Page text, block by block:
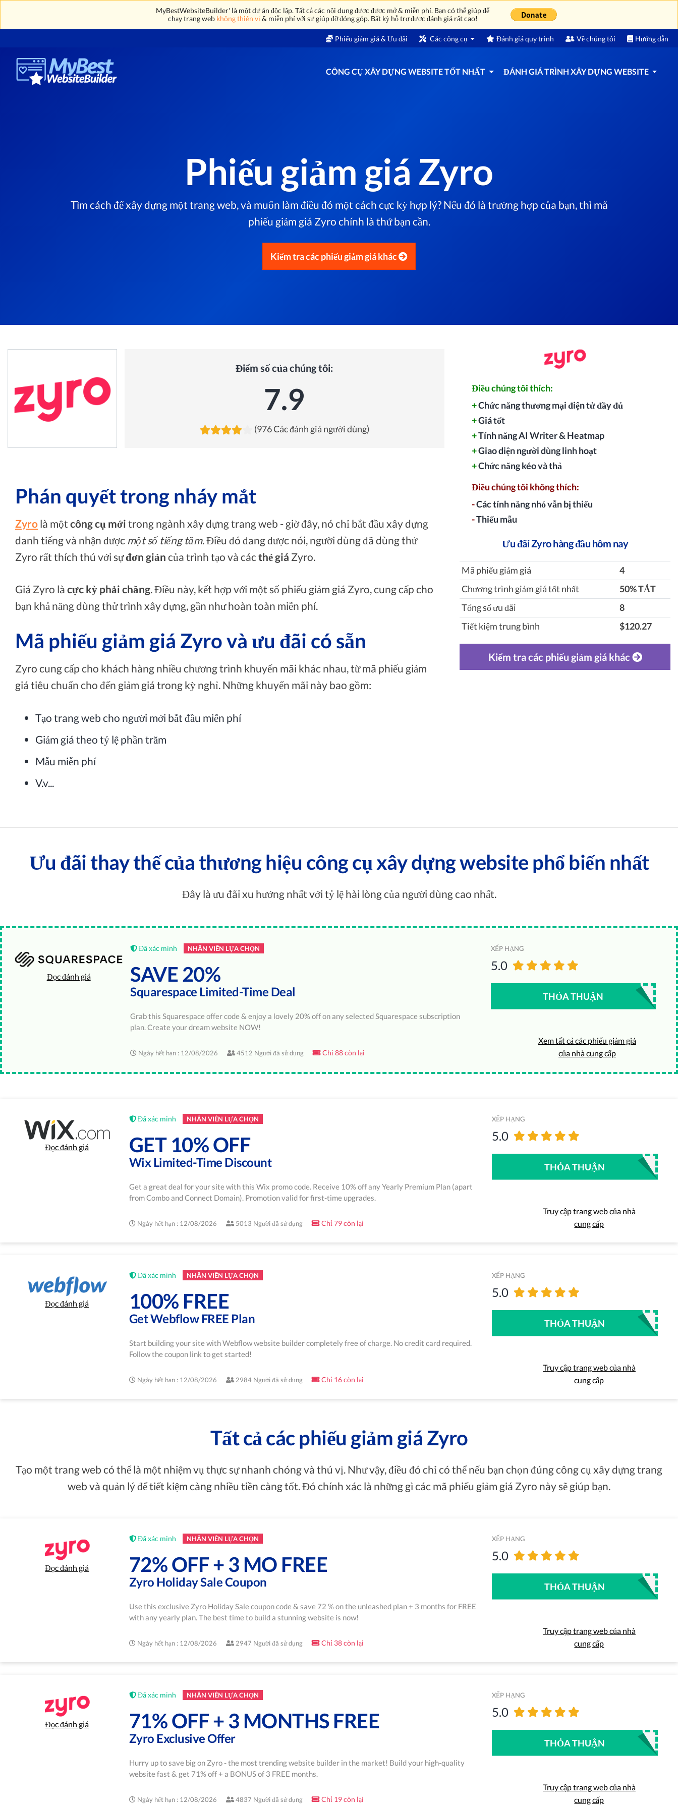
MyBestWebsiteBuilder' là một dự án độc lập. Tất cả các nội dung được được mở & miễn phí. Bạn có thể giúp để
chạy trang web không thiên vị & miễn phí với sự giúp đỡ đóng góp. Bất kỳ hỗ trợ được đánh giá rất cao!
Phiếu giảm giá & Ưu đãi Các công cụ Đánh giá quy trình Về chúng tôi Hướng dẫn
CÔNG CỤ XÂY DỰNG WEBSITE TỐT NHẤT ĐÁNH GIÁ TRÌNH XÂY DỰNG WEBSITE
Phiếu giảm giá Zyro
Tìm cách để xây dựng một trang web, và muốn làm điều đó một cách cực kỳ hợp lý? Nếu đó là trường hợp của bạn, thì mã
phiếu giảm giá Zyro chính là thứ bạn cần.
Kiểm tra các phiếu giảm giá khác
Điểm số của chúng tôi:
7.9
(976 Các đánh giá người dùng)
Phán quyết trong nháy mắt
Zyro là một công cụ mới trong ngành xây dựng trang web - giờ đây, nó chỉ bắt đầu xây dựng
danh tiếng và nhận được một số tiếng tăm. Điều đó đang được nói, người dùng đã dùng thử
Zyro rất thích thú với sựđơn giản của trình tạo và cácthẻ giá Zyro.
Giá Zyro là cực kỳ phải chăng. Điều này, kết hợp với một số phiếu giảm giá Zyro, cung cấp cho
bạn khả năng dùng thử trình xây dựng, gần như hoàn toàn miễn phí.
Mã phiếu giảm giá Zyro và ưu đãi có sẵn
Zyro cung cấp cho khách hàng nhiều chương trình khuyến mãi khác nhau, từ mã phiếu giảm
giá tiêu chuẩn cho đến giảm giá trong kỳ nghỉ. Những khuyến mãi này bao gồm:
Tạo trang web cho người mới bắt đầu miễn phí
Giảm giá theo tỷ lệ phần trăm
Mẫu miễn phí
V.v...
Điều chúng tôi thích:
+Chức năng thương mại điện tử đầy đủ
+Giá tốt
+Tính năng AI Writer & Heatmap
+Giao diện người dùng linh hoạt
+Chức năng kéo và thả
Điều chúng tôi không thích:
-Các tính năng nhỏ vẫn bị thiếu
-Thiếu mẫu
Ưu đãi Zyro hàng đầu hôm nay
Mã phiếu giảm giá
4
Chương trình giảm giá tốt nhất
‎50% TẮT
Tổng số ưu đãi
8
Tiết kiệm trung bình
$120.27
Kiểm tra các phiếu giảm giá khác
Ưu đãi thay thế của thương hiệu công cụ xây dựng website phổ biến nhất
Đây là ưu đãi xu hướng nhất với tỷ lệ hài lòng của người dùng cao nhất.
Đọc đánh giá
Đã xác minh NHÂN VIÊN LỰA CHỌN
SAVE 20%
Squarespace Limited-Time Deal
Grab this Squarespace offer code & enjoy a lovely 20% off on any selected Squarespace subscription
plan. Create your dream website NOW!
Ngày hết hạn : 12/08/2026 4512 Người đã sử dụng Chỉ 88 còn lại
XẾP HẠNG
5.0
THỎA THUẬN
Xem tất cả các phiếu giảm giá
của nhà cung cấp
Đọc đánh giá
Đã xác minh NHÂN VIÊN LỰA CHỌN
GET 10% OFF
Wix Limited-Time Discount
Get a great deal for your site with this Wix promo code. Receive 10% off any Yearly Premium Plan (apart
from Combo and Connect Domain). Promotion valid for first-time upgrades.
Ngày hết hạn : 12/08/2026 5013 Người đã sử dụng Chỉ 79 còn lại
XẾP HẠNG
5.0
THỎA THUẬN
Truy cập trang web của nhà
cung cấp
Đọc đánh giá
Đã xác minh NHÂN VIÊN LỰA CHỌN
100% FREE
Get Webflow FREE Plan
Start building your site with Webflow website builder completely free of charge. No credit card required.
Follow the coupon link to get started!
Ngày hết hạn : 12/08/2026 2984 Người đã sử dụng Chỉ 16 còn lại
XẾP HẠNG
5.0
THỎA THUẬN
Truy cập trang web của nhà
cung cấp
Tất cả các phiếu giảm giá Zyro
Tạo một trang web có thể là một nhiệm vụ thực sự nhanh chóng và thú vị. Như vậy, điều đó chỉ có thể nếu bạn chọn đúng công cụ xây dựng trang
web và quản lý để tiết kiệm càng nhiều tiền càng tốt. Đó chính xác là những gì các mã phiếu giảm giá Zyro này sẽ giúp bạn.
Đọc đánh giá
Đã xác minh NHÂN VIÊN LỰA CHỌN
72% OFF + 3 MO FREE
Zyro Holiday Sale Coupon
Use this exclusive Zyro Holiday Sale coupon code & save 72 % on the unleashed plan + 3 months for FREE
with any yearly plan. The best time to build a stunning website is now!
Ngày hết hạn : 12/08/2026 2947 Người đã sử dụng Chỉ 38 còn lại
XẾP HẠNG
5.0
THỎA THUẬN
Truy cập trang web của nhà
cung cấp
Đọc đánh giá
Đã xác minh NHÂN VIÊN LỰA CHỌN
71% OFF + 3 MONTHS FREE
Zyro Exclusive Offer
Hurry up to save big on Zyro - the most trending website builder in the market! Build your high-quality
website fast & get 71% off + a BONUS of 3 FREE months.
Ngày hết hạn : 12/08/2026 4837 Người đã sử dụng Chỉ 19 còn lại
XẾP HẠNG
5.0
THỎA THUẬN
Truy cập trang web của nhà
cung cấp